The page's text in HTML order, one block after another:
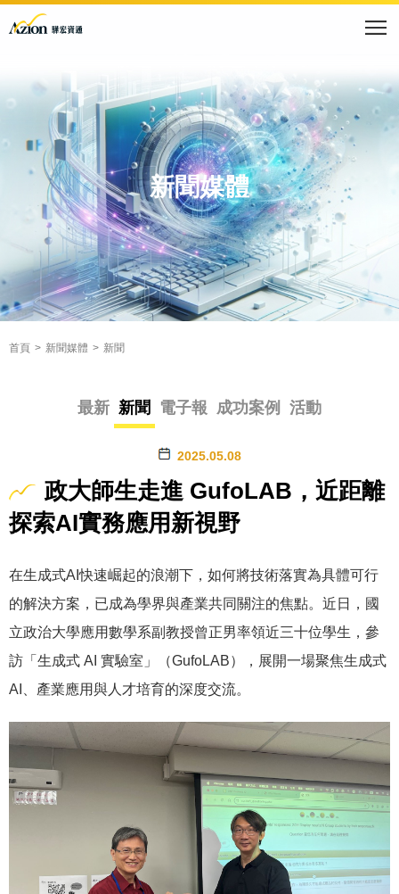
新聞媒體
首頁 新聞媒體 新聞
最新 新聞 電子報 成功案例 活動
2025.05.08
政大師生走進 GufoLAB，近距離
探索AI實務應用新視野
在生成式AI快速崛起的浪潮下，如何將技術落實為具體可行
的解決方案，已成為學界與產業共同關注的焦點。近日，國
立政治大學應用數學系副教授曾正男率領近三十位學生，參
訪「生成式 AI 實驗室」（GufoLAB），展開一場聚焦生成式
AI、產業應用與人才培育的深度交流。